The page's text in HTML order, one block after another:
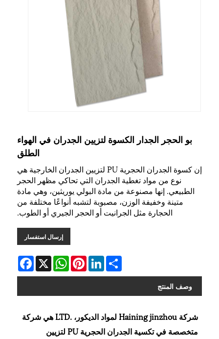
بو الحجر الجدار الكسوة لتزيين الجدران في الهواء
الطلق
إن كسوة الجدران الحجرية PU لتزيين الجدران الخارجية هي
نوع من مواد تغطية الجدران التي تحاكي مظهر الحجر
الطبيعي. إنها مصنوعة من مادة البولي يوريثين، وهي مادة
متينة وخفيفة الوزن، مصبوبة لتشبه أنواعًا مختلفة من
الحجارة مثل الجرانيت أو الحجر الجيري أو الطوب.
إرسال استفسار
Facebook X
WhatsAppPinterestLinkedInShare
وصف المنتج
شركة Haining jinzhou لمواد الديكور، .LTD هي شركة
متخصصة في تكسية الجدران الحجرية PU لتزيين